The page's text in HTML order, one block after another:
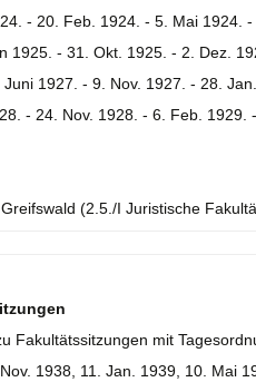
- 20. Feb. 1924. - 5. Mai 1924.
1925. - 31. Okt. 1925. - 2. Dez.
1927. - 9. Nov. 1927. - 28.
- 24. Nov. 1928. - 6. Feb. 1929.
(2.5./I Juristische
Fakultätssitzungen mit
1938, 11. Jan. 1939, 10. Mai